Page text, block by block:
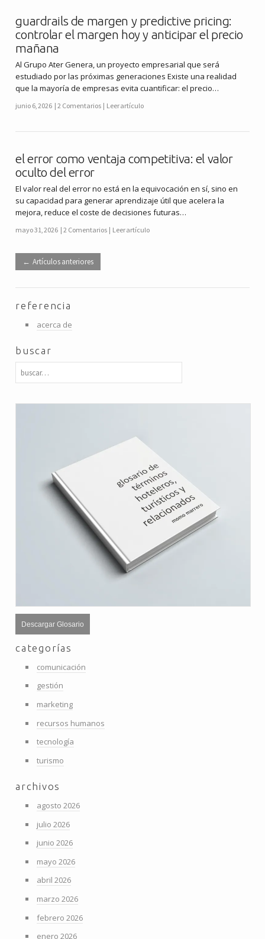
guardrails de margen y predictive pricing:
controlar el margen hoy y anticipar el precio
mañana
Al Grupo Ater Genera, un proyecto empresarial que será
estudiado por las próximas generaciones Existe una realidad
que la mayoría de empresas evita cuantificar: el precio…
junio 6, 2026 2 Comentarios Leer artículo
el error como ventaja competitiva: el valor
oculto del error
El valor real del error no está en la equivocación en sí, sino en
su capacidad para generar aprendizaje útil que acelera la
mejora, reduce el coste de decisiones futuras…
mayo 31, 2026 2 Comentarios Leer artículo
Artículos anteriores
referencia
acerca de
buscar
Descargar Glosario
categorías
comunicación
gestión
marketing
recursos humanos
tecnología
turismo
archivos
agosto 2026
julio 2026
junio 2026
mayo 2026
abril 2026
marzo 2026
febrero 2026
enero 2026